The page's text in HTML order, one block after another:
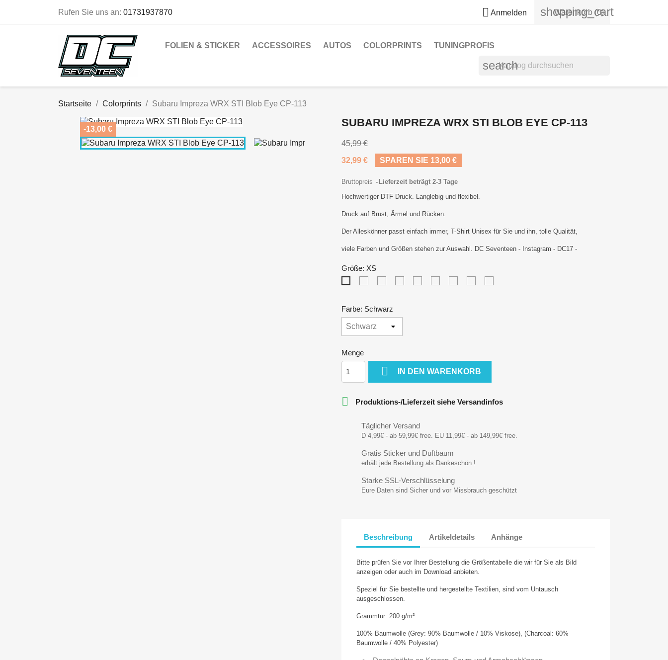
Rufen Sie uns an: 01731937870  Anmelden shopping_cart
Warenkorb (0)
FOLIEN & STICKER ACCESSOIRES AUTOS COLORPRINTS TUNINGPROFIS
search
Startseite Colorprints Subaru Impreza WRX STI Blob Eye CP-113
-13,00 €
SUBARU IMPREZA WRX STI BLOB EYE CP-113
45,99 €
32,99 €
SPAREN SIE 13,00 €
Bruttopreis
Lieferzeit beträgt 2-3 Tage
Hochwertiger DTF Druck. Langlebig und flexibel.
Druck auf Brust, Ärmel und Rücken.
Der Alleskönner passt einfach immer, T-Shirt Unisex für Sie und ihn, tolle Qualität,
viele Farben und Größen stehen zur Auswahl. DC Seventeen - Instagram - DC17 -
Größe: XS
Farbe: Schwarz
Menge
 IN DEN WARENKORB
 Produktions-/Lieferzeit siehe Versandinfos
Täglicher Versand
D 4,99€ - ab 59,99€ free. EU 11,99€ - ab 149,99€ free.
Gratis Sticker und Duftbaum
erhält jede Bestellung als Dankeschön !
Starke SSL-Verschlüsselung
Eure Daten sind Sicher und vor Missbrauch geschützt
Beschreibung Artikeldetails Anhänge
Bitte prüfen Sie vor Ihrer Bestellung die Größentabelle die wir für Sie als Bild
anzeigen oder auch im Download anbieten.
Speziel für Sie bestellte und hergestellte Textilien, sind vom Untausch
ausgeschlossen.
Grammtur: 200 g/m²
100% Baumwolle (Grey: 90% Baumwolle / 10% Viskose), (Charcoal: 60%
Baumwolle / 40% Polyester)